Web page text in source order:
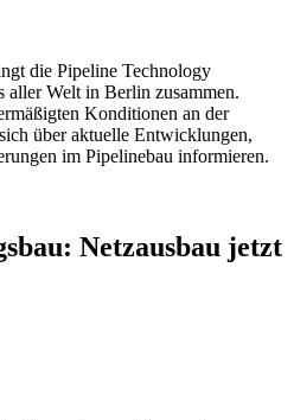
die Pipeline Technology
aller Welt in Berlin zusammen.
Konditionen an der
über aktuelle Entwicklungen,
im Pipelinebau informieren.
Netzausbau jetzt